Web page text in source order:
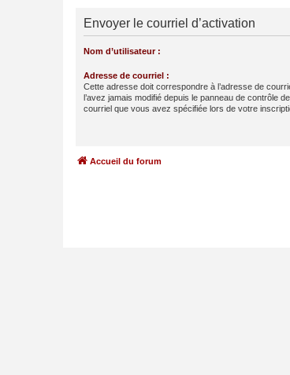
Envoyer le courriel d’activation
Nom d’utilisateur :
Adresse de courriel :
Cette adresse doit correspondre à l’adresse de
l’avez jamais modifié depuis le panneau de contrôle de
courriel que vous avez spécifiée lors de votre
Accueil du forum